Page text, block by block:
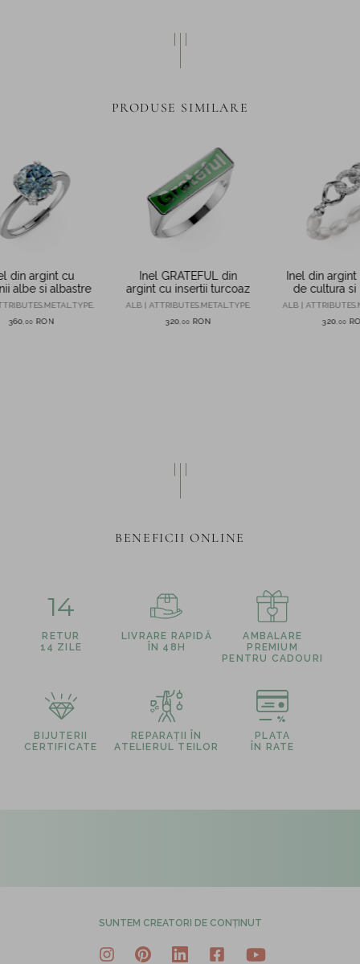
PRODUSE SIMILARE
din argint cu
albe si albastre
360 00 RON
Inel GRATEFUL din
argint cu insertii turcoaz
ALB | ATTRIBUTES.METAL.TYPE.
320 00 RON
Inel din
de cultura si
ALB |
320 00
BENEFICII ONLINE
14
RETUR
14 ZILE
LIVRARE RAPIDĂ
ÎN 48H
AMBALARE
PREMIUM
PENTRU CADOURI
BIJUTERII
CERTIFICATE
REPARAȚII ÎN
ATELIERUL TEILOR
PLATA
ÎN RATE
SUNTEM CREATORI DE CONȚINUT